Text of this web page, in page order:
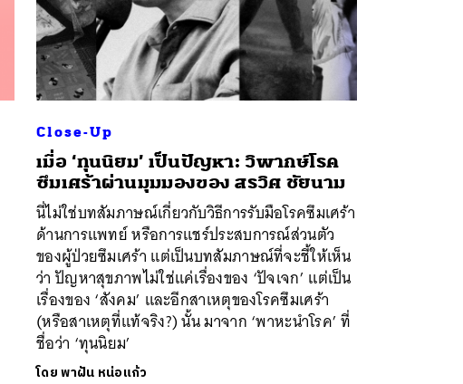
Close-Up
เมื่อ ‘ทุนนิยม’ เป็นปัญหา: วิพากษ์โรค
ซึมเศร้าผ่านมุมมองของ สรวิศ ชัยนาม
นี่ไม่ใช่บทสัมภาษณ์เกี่ยวกับวิธีการรับมือโรคซึมเศร้า
ด้านการแพทย์ หรือการแชร์ประสบการณ์ส่วนตัว
ของผู้ป่วยซึมเศร้า แต่เป็นบทสัมภาษณ์ที่จะชี้ให้เห็น
ว่า ปัญหาสุขภาพไม่ใช่แค่เรื่องของ ‘ปัจเจก’ แต่เป็น
เรื่องของ ‘สังคม’ และอีกสาเหตุของโรคซึมเศร้า
(หรือสาเหตุที่แท้จริง?) นั้น มาจาก ‘พาหะนำโรค’ ที่
ชื่อว่า ‘ทุนนิยม’
โดยพาฝัน หน่อแก้ว